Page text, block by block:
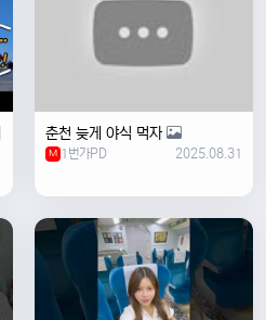
춘천 늦게 야식 먹자
M 1번가PD 2025.08.31